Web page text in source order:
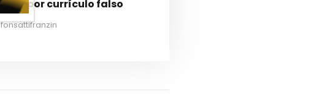
por currículo falso
fonsattifranzin